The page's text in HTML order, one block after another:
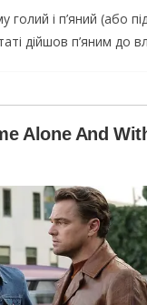
i п’яний (aбо
дiйшов п’яним до